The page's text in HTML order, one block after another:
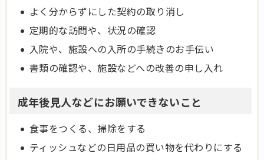
よく分からずにした契約の取り消し
定期的な訪問や、状況の確認
入院や、施設への入所の手続きのお手伝い
書類の確認や、施設などへの改善の申し入れ
成年後見人などにお願いできないこと
食事をつくる、掃除をする
ティッシュなどの日用品の買い物を代わりにする